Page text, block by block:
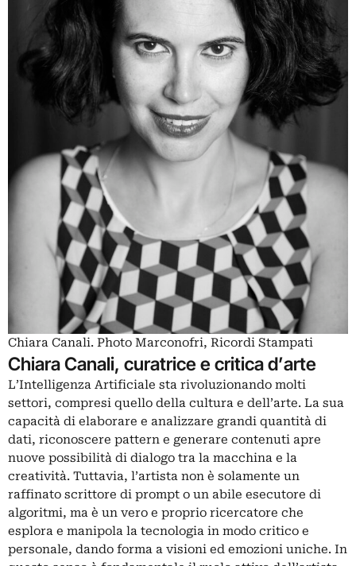
Chiara Canali. Photo Marconofri, Ricordi Stampati
Chiara Canali, curatrice e critica d’arte
L’Intelligenza Artificiale sta rivoluzionando molti
settori, compresi quello della cultura e dell’arte. La sua
capacità di elaborare e analizzare grandi quantità di
dati, riconoscere pattern e generare contenuti apre
nuove possibilità di dialogo tra la macchina e la
creatività. Tuttavia, l’artista non è solamente un
raffinato scrittore di prompt o un abile esecutore di
algoritmi, ma è un vero e proprio ricercatore che
esplora e manipola la tecnologia in modo critico e
personale, dando forma a visioni ed emozioni uniche. In